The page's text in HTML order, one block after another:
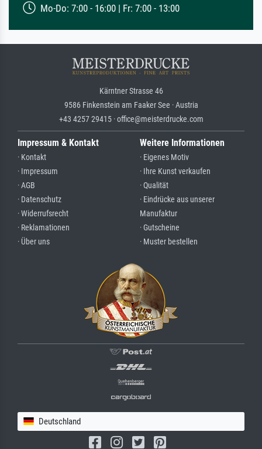
Mo-Do: 7:00 - 16:00 | Fr: 7:00 - 13:00
Kärntner Strasse 46
9586 Finkenstein am Faaker See · Austria
+43 4257 29415 · office@meisterdrucke.com
Impressum & Kontakt
· Kontakt
· Impressum
· AGB
· Datenschutz
· Widerrufsrecht
· Reklamationen
· Über uns
Weitere Informationen
· Eigenes Motiv
· Ihre Kunst verkaufen
· Qualität
· Eindrücke aus unserer
Manufaktur
· Gutscheine
· Muster bestellen
Deutschland